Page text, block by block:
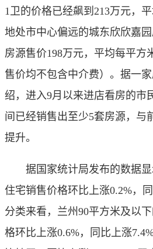
1卫的价格已经飙到213万元，平
地处市中心偏远的城东欣欣嘉
房源售价198万元，平均每平方
售价均不包含中介费）。据一
绍，进入9月以来进店看房的市
间已经销售出至少5套房源，与
提升。
据国家统计局发布的数据显
住宅销售价格环比上涨0.2%，
分类来看，兰州90平方米及以
格环比上涨0.6%，同比上涨